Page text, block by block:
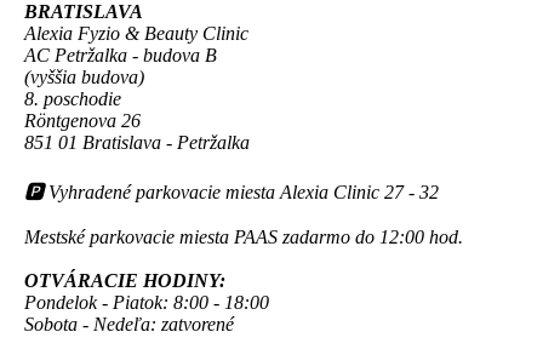
BRATISLAVA
Alexia Fyzio & Beauty Clinic
AC Petržalka - budova B
(vyššia budova)
8. poschodie
Röntgenova 26
851 01 Bratislava - Petržalka
🅿 Vyhradené parkovacie miesta Alexia Clinic 27 - 32
Mestské parkovacie miesta PAAS zadarmo do 12:00 hod.
OTVÁRACIE HODINY:
Pondelok - Piatok: 8:00 - 18:00
Sobota - Nedeľa: zatvorené